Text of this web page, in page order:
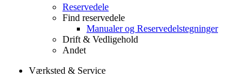
Reservedele
Find reservedele
Manualer og Reservedelstegninger
Drift & Vedligehold
Andet
Værksted & Service